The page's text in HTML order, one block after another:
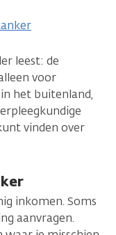
leest: de
voor
het buitenland,
vinden over
inkomen. Soms
aanvragen.